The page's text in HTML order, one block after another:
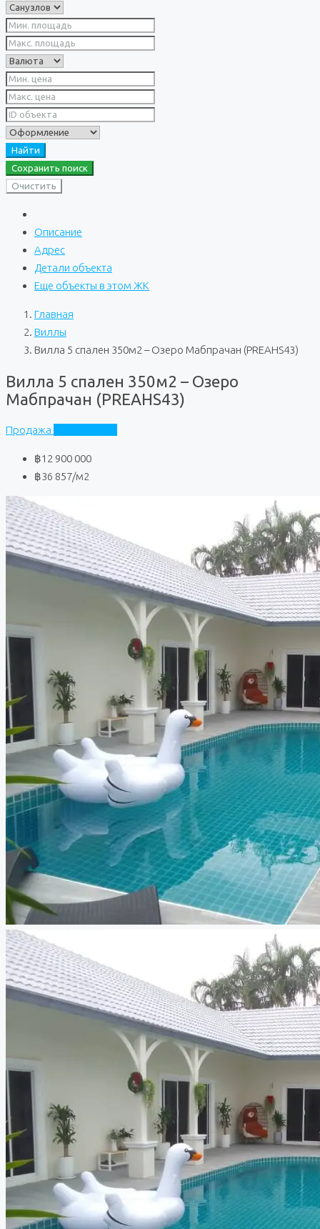
Найти
Сохранить поиск
Очистить
Описание
Адрес
Детали объекта
Еще объекты в этом ЖК
Главная
Виллы
Вилла 5 спален 350м2 – Озеро Мабпрачан (PREAHS43)
Вилла 5 спален 350м2 – Озеро
Мабпрачан (PREAHS43)
Продажа
฿12 900 000
฿36 857/м2